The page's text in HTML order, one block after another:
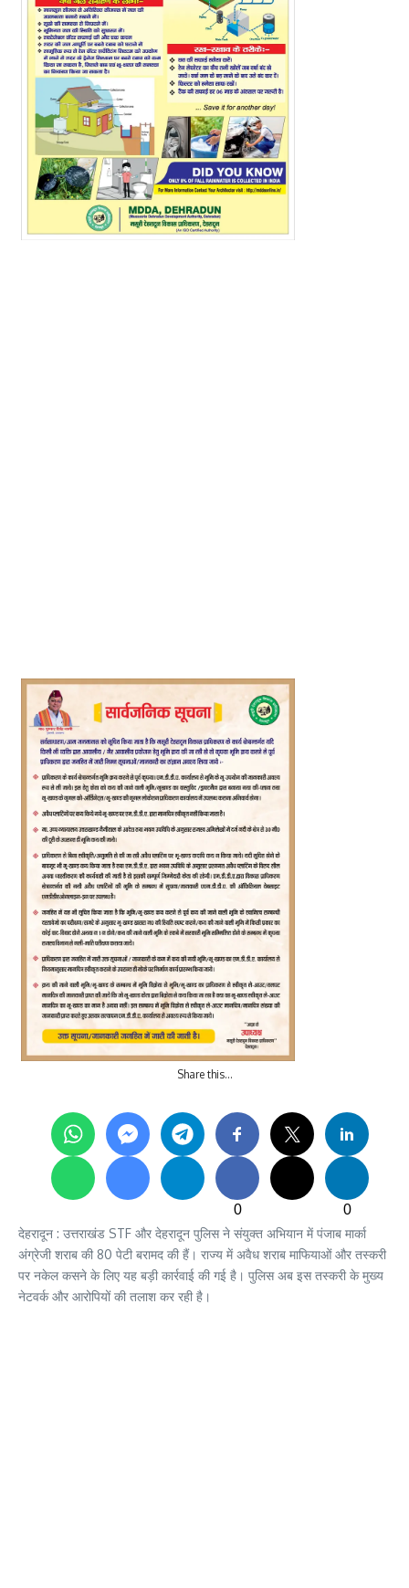
Share this…
0
0
देहरादून : उत्तराखंड STF और देहरादून पुलिस ने संयुक्त अभियान में पंजाब मार्का
अंग्रेजी शराब की 80 पेटी बरामद की हैं। राज्य में अवैध शराब माफियाओं और तस्करी
पर नकेल कसने के लिए यह बड़ी कार्रवाई की गई है। पुलिस अब इस तस्करी के मुख्य
नेटवर्क और आरोपियों की तलाश कर रही है।